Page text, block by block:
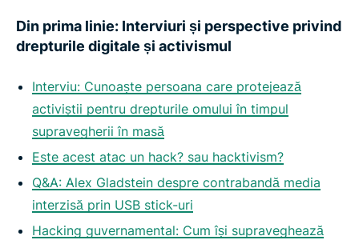
Din prima linie: Interviuri și perspective privind
drepturile digitale și activismul
Interviu: Cunoaște persoana care protejează
activiștii pentru drepturile omului în timpul
supravegherii în masă
Este acest atac un hack? sau hacktivism?
Q&A: Alex Gladstein despre contrabandă media
interzisă prin USB stick-uri
Hacking guvernamental: Cum își supraveghează